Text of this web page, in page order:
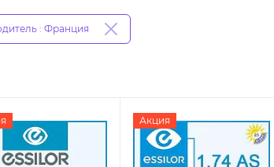
: Франция
Акция